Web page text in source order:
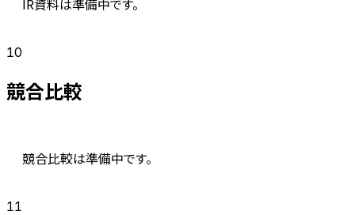
IR資料は準備中です。
10
競合比較
競合比較は準備中です。
11